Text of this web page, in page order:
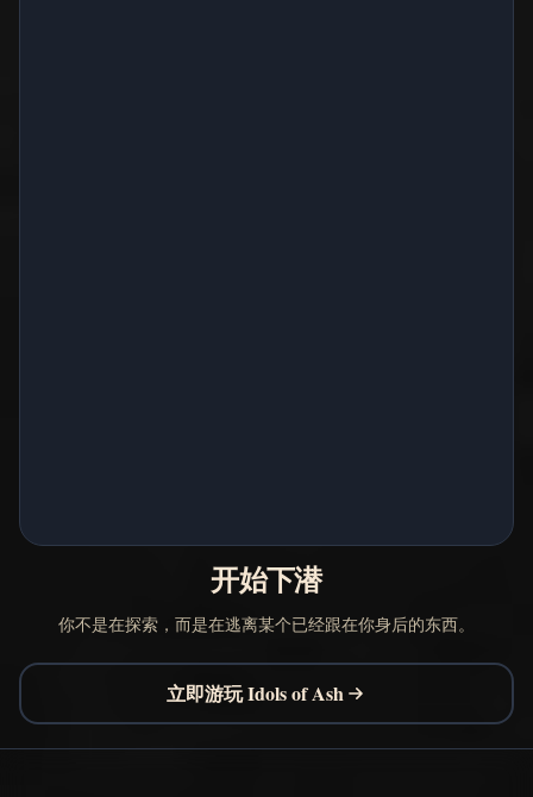
开始下潜
你不是在探索，而是在逃离某个已经跟在你身后的东西。
立即游玩 Idols of Ash